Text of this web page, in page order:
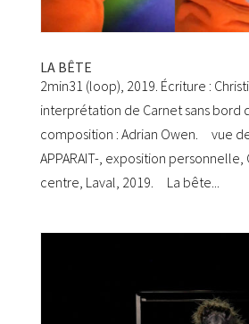
LA BÊTE
2min31 (loop), 2019. Écriture :
interprétation de Carnet sans bord
composition : Adrian Owen. vue de
APPARAIT-, exposition personnelle,
centre, Laval, 2019. La bête...